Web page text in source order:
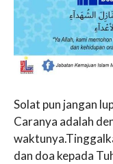
Solat pun jangan
Caranya adalah
dan doa kepada